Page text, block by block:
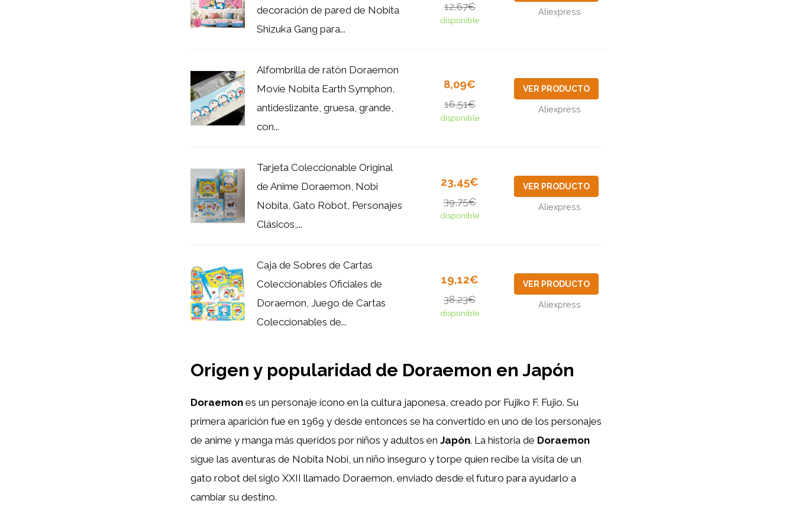
decoración de pared de Nobita
Shizuka Gang para...
12,67€
disponible
Aliexpress
Alfombrilla de ratón Doraemon
Movie Nobita Earth Symphon,
antideslizante, gruesa, grande,
con...
8,09€
16,51€
disponible
VER PRODUCTO
Aliexpress
Tarjeta Coleccionable Original
de Anime Doraemon, Nobi
Nobita, Gato Robot, Personajes
Clásicos,...
23,45€
39,75€
disponible
VER PRODUCTO
Aliexpress
Caja de Sobres de Cartas
Coleccionables Oficiales de
Doraemon, Juego de Cartas
Coleccionables de...
19,12€
38,23€
disponible
VER PRODUCTO
Aliexpress
Origen y popularidad de Doraemon en Japón
Doraemon es un personaje ícono en la cultura japonesa, creado por Fujiko F. Fujio. Su
primera aparición fue en 1969 y desde entonces se ha convertido en uno de los personajes
de anime y manga más queridos por niños y adultos en Japón. La historia de Doraemon
sigue las aventuras de Nobita Nobi, un niño inseguro y torpe quien recibe la visita de un
gato robot del siglo XXII llamado Doraemon, enviado desde el futuro para ayudarlo a
cambiar su destino.